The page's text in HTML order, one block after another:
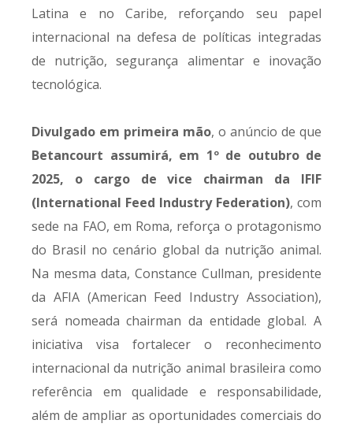
Latina e no Caribe, reforçando seu papel
internacional na defesa de políticas integradas
de nutrição, segurança alimentar e inovação
tecnológica.
Divulgado em primeira mão, o anúncio de que
Betancourt assumirá, em 1º de outubro de
2025, o cargo de vice chairman da IFIF
(International Feed Industry Federation), com
sede na FAO, em Roma, reforça o protagonismo
do Brasil no cenário global da nutrição animal.
Na mesma data, Constance Cullman, presidente
da AFIA (American Feed Industry Association),
será nomeada chairman da entidade global. A
iniciativa visa fortalecer o reconhecimento
internacional da nutrição animal brasileira como
referência em qualidade e responsabilidade,
além de ampliar as oportunidades comerciais do